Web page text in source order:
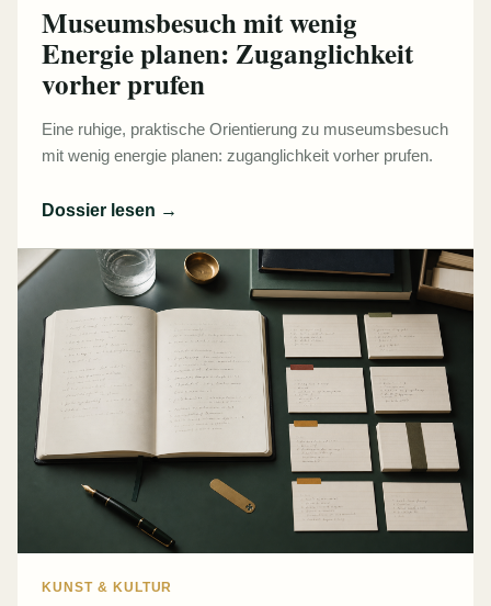
Museumsbesuch mit wenig
Energie planen: Zuganglichkeit
vorher prufen
Eine ruhige, praktische Orientierung zu museumsbesuch
mit wenig energie planen: zuganglichkeit vorher prufen.
Dossier lesen →
KUNST & KULTUR